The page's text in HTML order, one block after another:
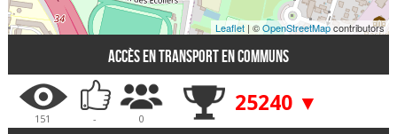
Leaflet | ©OpenStreetMapcontributors
Accès en transport en communs
151 - 0
25240 ▼